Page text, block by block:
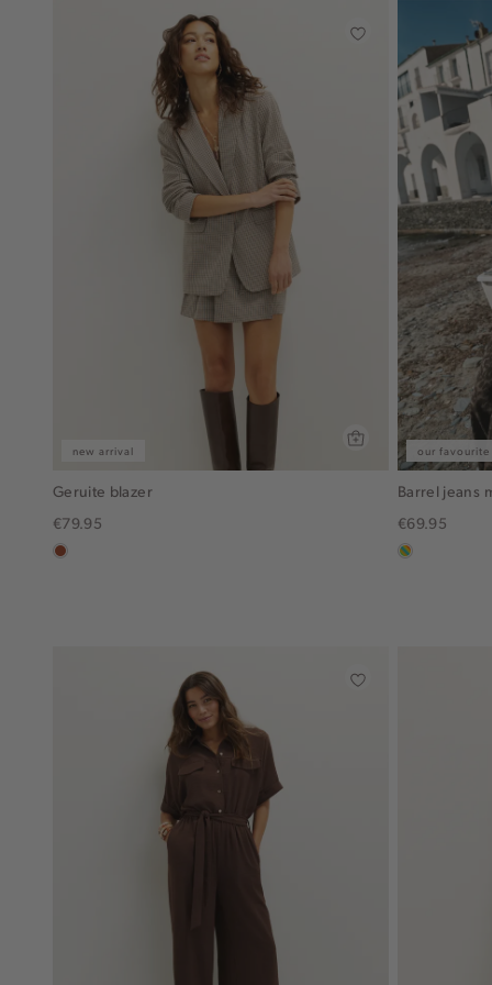
new arrival
Geruite blazer
€79.95
bruin
our favourite
Barrel jeans
€69.95
meerkleurig